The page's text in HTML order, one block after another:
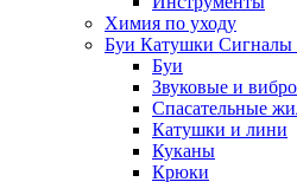
Химия по уходу
Буи Катушки Сигналы
Буи
Звуковые и
Спасательные
Катушки и лини
Куканы
Крюки